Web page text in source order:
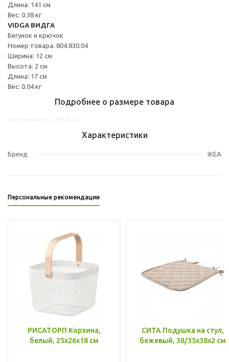
Длина: 141 см
Вес: 0.38 кг
VIDGA ВИДГА
Бегунок и крючок
Номер товара: 804.830.04
Ширина: 12 см
Высота: 2 см
Длина: 17 см
Вес: 0.04 кг
Подробнее о размере товара
Характеристики
Бренд IKEA
Персональные рекомендации
РИСАТОРП Корзина,
белый, 25x26x18 см
СИТА Подушка на стул,
бежевый, 38/35x38x2 см